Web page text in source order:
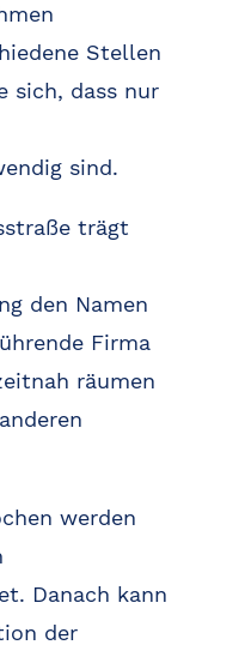
Stellen
sich, dass nur
sind.
trägt
den Namen
Firma
räumen
werden
Danach kann
der